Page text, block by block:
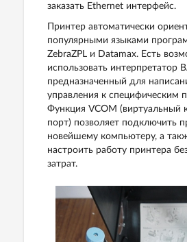
заказать Ethernet интерфейс.
Принтер автоматически
популярными языками
ZebraZPL и Datamax. Есть
использовать интерпретатор
предназначенный для
управления к специфическим
Функция VCOM (виртуальный
порт) позволяет подключить
новейшему компьютеру, а
настроить работу принтера
затрат.